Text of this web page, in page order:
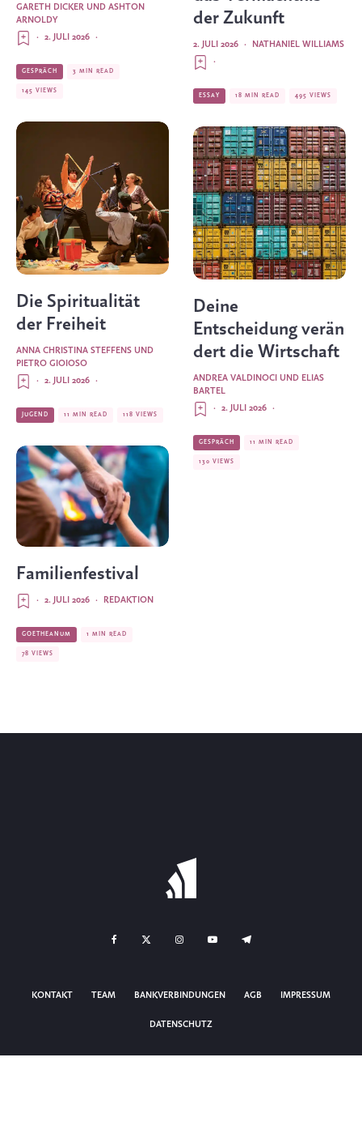
GARETH DICKER UND ASHTON
ARNOLDY
·
2. JULI 2026
·
GESPRÄCH 3 MIN READ
145 VIEWS
Die Spiritualität
der Freiheit
ANNA CHRISTINA STEFFENS UND
PIETRO GIOIOSO
·
2. JULI 2026
·
JUGEND 11 MIN READ 118 VIEWS
Familienfestival
REDAKTION
·
2. JULI 2026
·
GOETHEANUM 1 MIN READ
78 VIEWS
der Zukunft
NATHANIEL WILLIAMS
·
2. JULI 2026
·
ESSAY 18 MIN READ 495 VIEWS
Deine
Entscheidung verän
dert die Wirtschaft
ANDREA VALDINOCI UND ELIAS
BARTEL
·
2. JULI 2026
·
GESPRÄCH 11 MIN READ
130 VIEWS
KONTAKT TEAM BANKVERBINDUNGEN AGB IMPRESSUM
DATENSCHUTZ